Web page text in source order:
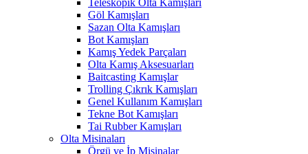
Teleskopik Olta Kamışları
Göl Kamışları
Sazan Olta Kamışları
Bot Kamışları
Kamış Yedek Parçaları
Olta Kamış Aksesuarları
Baitcasting Kamışlar
Trolling Çıkrık Kamışları
Genel Kullanım Kamışları
Tekne Bot Kamışları
Tai Rubber Kamışları
Olta Misinaları
Örgü ve İp Misinalar